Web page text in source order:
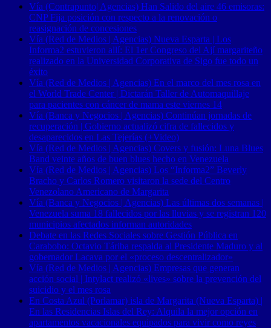
Vía (Contrapunto| Agencias) Han Salido del aire 46 emisoras:
CNP Fija posición con respecto a la renovación o
reasignación de concesiones
Vía (Red de Medios | Agencias) Nueva Esparta | Los
Informa2 estuvieron allí: El 1er Congreso del Ají margariteño
realizado en la Universidad Corporativa de Sigo fue todo un
éxito
Vía (Red de Medios | Agencias) En el marco del mes rosa en
el World Trade Center | Dictarán Taller de Automaquillaje
para pacientes con cáncer de mama este viernes 14
Vía (Banca y Negocios | Agencias) Continúan jornadas de
recuperación | Gobierno actualizó cifra de fallecidos y
desaparecidos en Las Tejerías (+Video)
Vía (Red de Medios | Agencias) Covers y fusión: Luna Blues
Band veinte años de buen blues hecho en Venezuela
Vía (Red de Medios | Agencias) Los “Informa2” Beverly
Bracho y Carlos Romero visitaron la sede del Centro
Venezolano Americano de Margarita
Vía (Banca y Negocios | Agencias) Las últimas dos semanas |
Venezuela suma 18 fallecidos por las lluvias y se registran 120
municipios afectados informan autoridades
Debate en las Redes Sociales sobre Gestión Pública en
Carabobo: Octavio Táriba respalda al Presidente Maduro y al
gobernador Lacava por el «proceso descentralizador»
Vía (Red de Medios | Agencias) Empresas que generan
acción social | Intylact realizó «lives» sobre la prevención del
suicidio y el mes rosa
En Costa Azul (Porlamar) isla de Margarita (Nueva Esparta) |
En las Residencias Islas del Rey: Alquila la mejor opción en
apartamentos vacacionales equipados para vivir como reyes